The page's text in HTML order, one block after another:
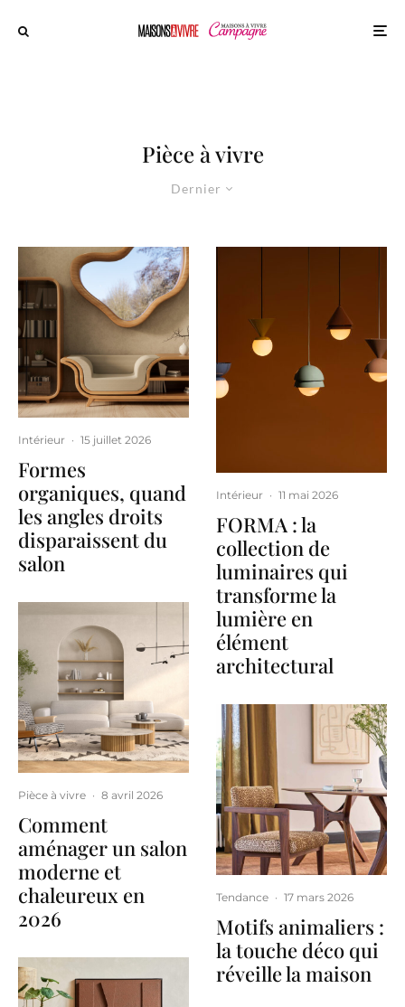
Pièce à vivre
Dernier
Intérieur · 15 juillet 2026
Formes
organiques, quand
les angles droits
disparaissent du
salon
Pièce à vivre · 8 avril 2026
Comment
aménager un salon
moderne et
chaleureux en
2026
Intérieur · 11 mai 2026
FORMA : la
collection de
luminaires qui
transforme la
lumière en
élément
architectural
Tendance · 17 mars 2026
Motifs animaliers :
la touche déco qui
réveille la maison